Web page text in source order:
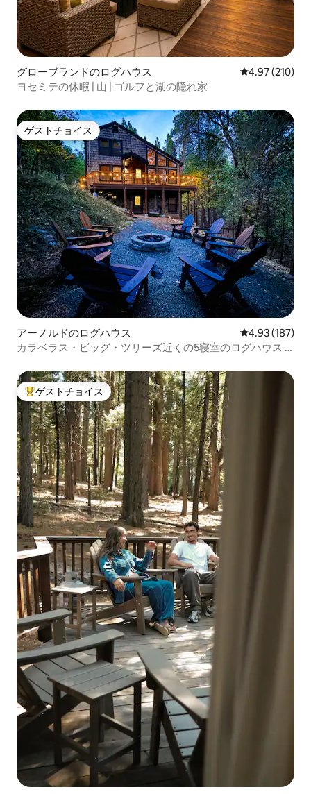
グローブランドのログハウス レビュー210
4.97 (210)
ヨセミテの休暇 | 山 | ゴルフと湖の隠れ家
ゲストチョイス
ゲストチョイス
アーノルドのログハウス レビュー187
4.93 (187)
カラベラス・ビッグ・ツリーズ近くの5寝室のログハウス |
大好評のゲストチョイスです。
ゲストチョイス